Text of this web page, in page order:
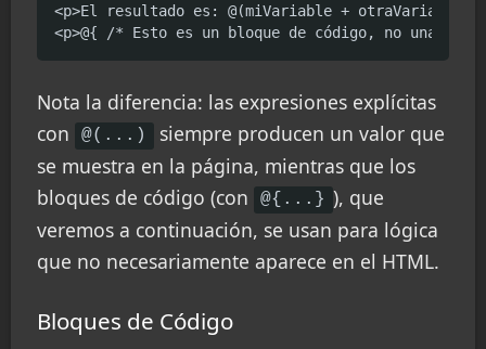
<p>El resultado es: @(miVariable + otraVariable *
<p>@{ /* Esto es un bloque de código, no una
Nota la diferencia: las expresiones explícitas
con
@(...)
siempre producen un valor que
se muestra en la página, mientras que los
bloques de código (con
@{...} ), que
veremos a continuación, se usan para lógica
que no necesariamente aparece en el HTML.
Bloques de Código